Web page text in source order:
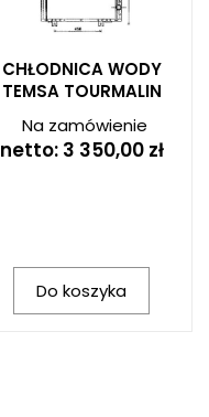
CHŁODNICA WODY
TEMSA TOURMALIN
Na zamówienie
netto: 3 350,00 zł
Do koszyka